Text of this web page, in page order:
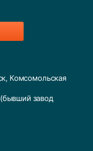
Комсомольская
завод